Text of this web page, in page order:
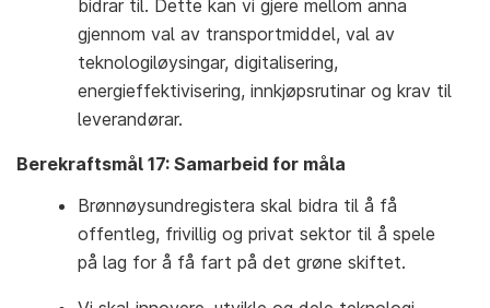
bidrar til. Dette kan vi gjere mellom anna
gjennom val av transportmiddel, val av
teknologiløysingar, digitalisering,
energieffektivisering, innkjøpsrutinar og krav til
leverandørar.
Berekraftsmål 17: Samarbeid for måla
Brønnøysundregistera skal bidra til å få
offentleg, frivillig og privat sektor til å spele
på lag for å få fart på det grøne skiftet.